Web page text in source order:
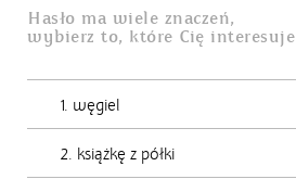
Jak korzystać
Hasło ma wiele znaczeń,
wybierz to, które Cię interesuje
1. węgiel
2. książkę z półki